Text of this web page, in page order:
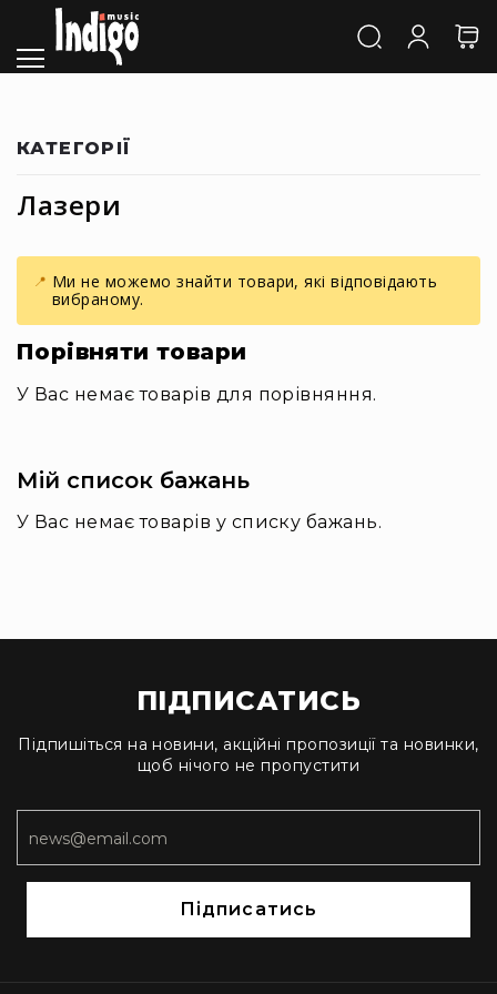
Каталог
Звук
АС
Сабвуфери
Саундбари
Сценічні
Cтудійні
акустика
Інсталяційна
Підсилювачі
Підсилювачі
трансляційні
Портативні
акустичні
комплектуючі
Радіосистеми
Портативні
системи
Стаціонарні
Лазери
Ми не можемо знайти товари, які відповідають
вибраному.
КАТЕГОРІЇ
Порівняти товари
У Вас немає товарів для порівняння.
Мій список бажань
У Вас немає товарів у списку бажань.
ПІДПИСАТИСЬ
Підпишіться на новини, акційні пропозиції та новинки,
щоб нічого не пропустити
Підписатись